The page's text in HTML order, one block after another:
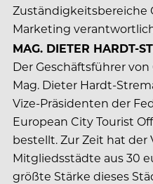
Zuständigkeitsbereiche
Marketing
MAG. DIETER HARDT-
Der Geschäftsführer von
Mag. Dieter Hardt-
Vize-Präsidenten der
European City Tourist
bestellt. Zur Zeit hat der
Mitgliedsstädte aus 30
größte Stärke dieses